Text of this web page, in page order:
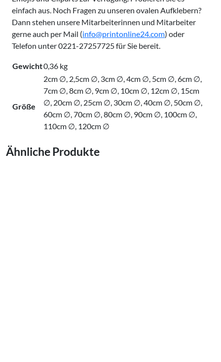
einfach aus. Noch Fragen zu unseren ovalen Aufklebern?
Dann stehen unsere Mitarbeiterinnen und Mitarbeiter
gerne auch per Mail (info@printonline24.com) oder
Telefon unter 0221-27257725 für Sie bereit.
Gewicht0,36 kg
Größe
2cm ∅, 2,5cm ∅, 3cm ∅, 4cm ∅, 5cm ∅, 6cm ∅,
7cm ∅, 8cm ∅, 9cm ∅, 10cm ∅, 12cm ∅, 15cm
∅, 20cm ∅, 25cm ∅, 30cm ∅, 40cm ∅, 50cm ∅,
60cm ∅, 70cm ∅, 80cm ∅, 90cm ∅, 100cm ∅,
110cm ∅, 120cm ∅
Ähnliche Produkte